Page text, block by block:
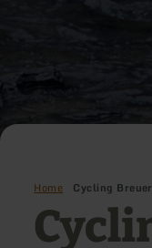
Home Cycling